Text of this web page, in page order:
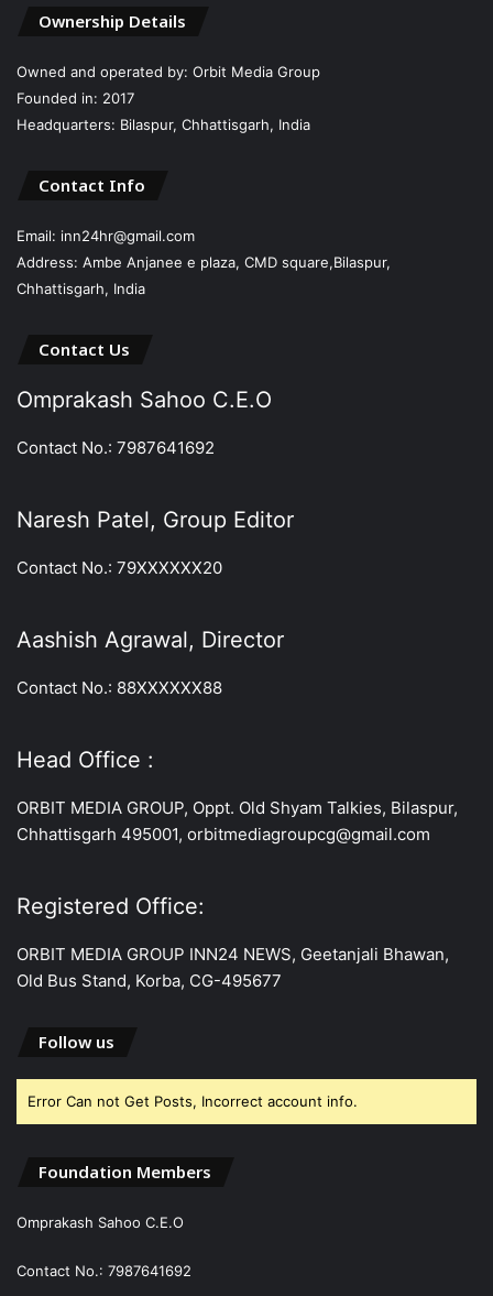
Ownership Details
Owned and operated by: Orbit Media Group
Founded in: 2017
Headquarters: Bilaspur, Chhattisgarh, India
Contact Info
Email: inn24hr@gmail.com
Address: Ambe Anjanee e plaza, CMD square,Bilaspur,
Chhattisgarh, India
Contact Us
Omprakash Sahoo C.E.O
Contact No.: 7987641692
Naresh Patel, Group Editor
Contact No.: 79XXXXXX20
Aashish Agrawal, Director
Contact No.: 88XXXXXX88
Head Office :
ORBIT MEDIA GROUP, Oppt. Old Shyam Talkies, Bilaspur,
Chhattisgarh 495001, orbitmediagroupcg@gmail.com
Registered Office:
ORBIT MEDIA GROUP INN24 NEWS, Geetanjali Bhawan,
Old Bus Stand, Korba, CG-495677
Follow us
Error Can not Get Posts, Incorrect account info.
Foundation Members
Omprakash Sahoo C.E.O
Contact No.: 7987641692